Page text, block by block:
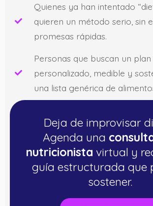
Quienes ya han intentado
quieren un método serio, sin
promesas rápidas.
Personas que buscan un plan
personalizado, medible y
una lista genérica de
Deja de improvisar
Agenda una
nutricionista virtual y
guía estructurada que
sostener.